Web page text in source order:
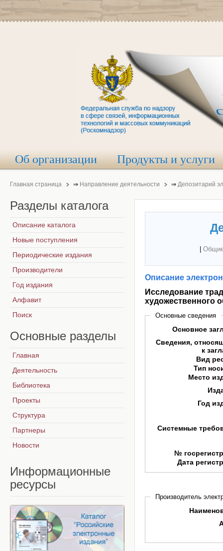
Об организации Продукты и услуги
Главная страница ⇒ Направление деятельности ⇒ Депозитарий
Описание
Исследование
художественного
Основные сведения
Основное
Сведения,
к
Вид
Тип
Место
Год
Системные
№
Дата
Производитель
Разделы каталога
Описание каталога
Новые поступления
Периодические издания
Производители
Год издания
Алфавит
Поиск
Основные разделы
Главная
Деятельность
Библиотека
Проекты
Структура
Партнеры
Новости
Информационные
ресурсы